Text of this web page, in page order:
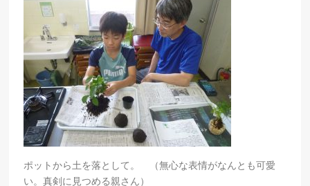
ポットから土を落として。 （無心な表情がなんとも可愛
い。真剣に見つめる親さん）